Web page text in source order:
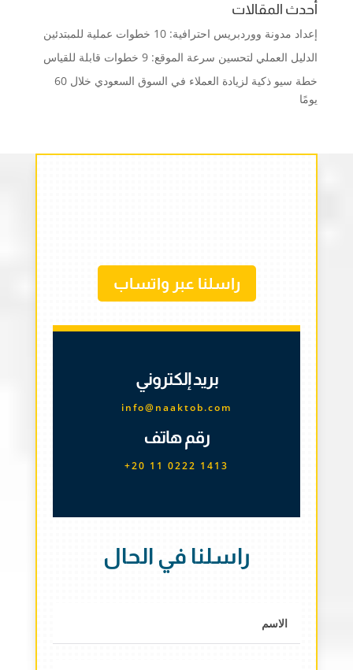
أحدث المقالات
إعداد مدونة ووردبريس احترافية: 10 خطوات عملية للمبتدئين
الدليل العملي لتحسين سرعة الموقع: 9 خطوات قابلة للقياس
خطة سيو ذكية لزيادة العملاء في السوق السعودي خلال 60
يومًا
راسلنا عبر واتساب
بريد إلكتروني
info@naaktob.com
رقم هاتف
+20 11 0222 1413
راسلنا في الحال